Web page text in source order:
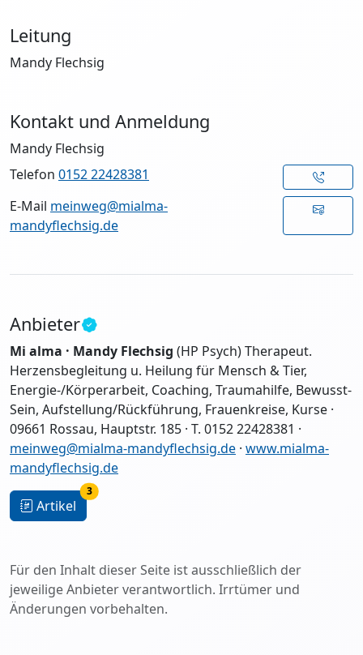
Leitung
Mandy Flechsig
Kontakt und Anmeldung
Mandy Flechsig
Telefon 0152 22428381
E-Mail meinweg@mialma-
mandyflechsig.de
Anbieter
Mi alma · Mandy Flechsig (HP Psych) Therapeut.
Herzensbegleitung u. Heilung für Mensch & Tier,
Energie-/Körperarbeit, Coaching, Traumahilfe, Bewusst-
Sein, Aufstellung/Rückführung, Frauenkreise, Kurse ·
09661 Rossau, Hauptstr. 185 · T. 0152 22428381 ·
meinweg@mialma-mandyflechsig.de · www.mialma-
mandyflechsig.de
Artikel
3
Für den Inhalt dieser Seite ist ausschließlich der
jeweilige Anbieter verantwortlich. Irrtümer und
Änderungen vorbehalten.